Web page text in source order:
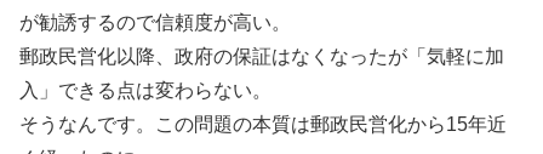
が勧誘するので信頼度が高い。
郵政民営化以降、政府の保証はなくなったが「気軽に加
入」できる点は変わらない。
そうなんです。この問題の本質は郵政民営化から15年近